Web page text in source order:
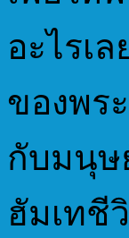
อะไรเ
ของพร
กับมนุษ
ฮัมเทชี